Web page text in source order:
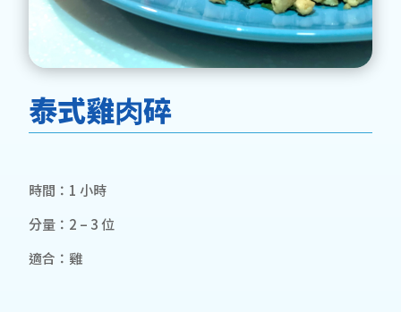
泰式雞⾁碎
時間：1 小時
分量：2 – 3 位
適合：雞